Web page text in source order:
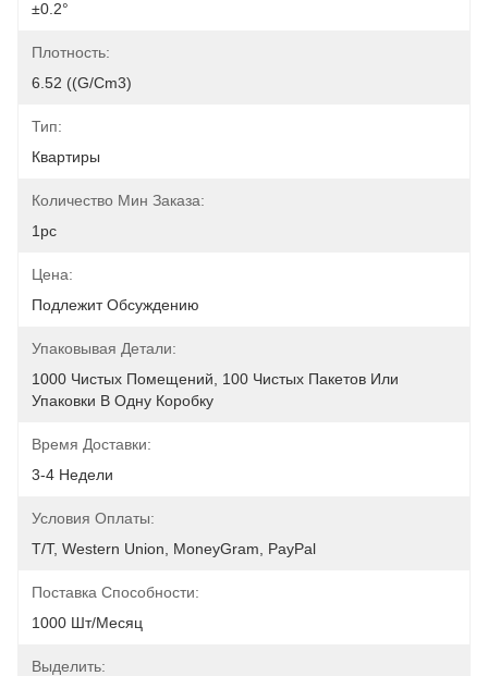
±0.2°
Плотность:
6.52 ((g/cm3)
Тип:
Квартиры
Количество Мин Заказа:
1pc
Цена:
Подлежит Обсуждению
Упаковывая Детали:
1000 Чистых Помещений, 100 Чистых Пакетов Или
Упаковки В Одну Коробку
Время Доставки:
3-4 Недели
Условия Оплаты:
T/T, Western Union, MoneyGram, PayPal
Поставка Способности:
1000 Шт/месяц
Выделить: